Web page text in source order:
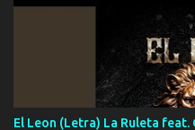
ni tampoco las mujeres porque
que estar alegres doy las
Música Si es que salta algún
ahí está el Hombre Cuarenta y
cualquier problema no más es
FALTA UN HERMANO DE
El Leon (Letra) La Ruleta feat.